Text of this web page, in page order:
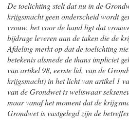
De toelichting stelt dat nu in de
krijgsmacht geen onderscheid wordt
vrouw, het voor de hand ligt dat
bijdrage leveren aan de taken die de
Afdeling merkt op dat de toelichting
betekenis alsmede de thans impliciet
van artikel 98, eerste lid, van de
krijgsmacht) in het licht van artikel 1
van de Grondwet is weliswaar
maar vanaf het moment dat de
Grondwet is vastgelegd zijn de